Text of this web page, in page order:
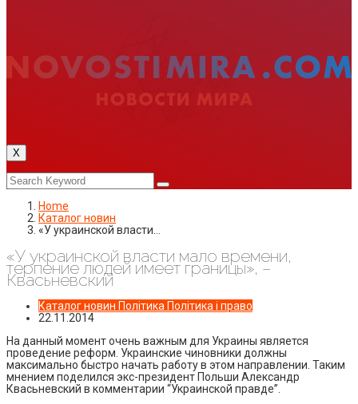
X
Home
Каталог новин
«У украинской власти…
«У украинской власти мало времени,
терпение людей имеет границы», –
Квасьневский
Каталог новин Політика Політика і право
22.11.2014
На данный момент очень важным для Украины является
проведение реформ. Украинские чиновники должны
максимально быстро начать работу в этом направлении. Таким
мнением поделился экс-президент Польши Александр
Квасьневский в комментарии “Украинской правде”.